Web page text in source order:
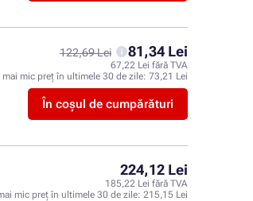
122,69 Lei 81,34 Lei
67,22 Lei fără TVA
mai mic preț în ultimele 30 de zile: 73,21 Lei
În coșul de cumpărături
224,12 Lei
185,22 Lei fără TVA
mic preț în ultimele 30 de zile: 215,15 Lei